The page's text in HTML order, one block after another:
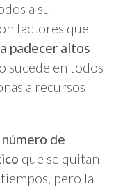
a su
factores que
padecer altos
sucede en todos
a recursos
de
que se quitan
pero la